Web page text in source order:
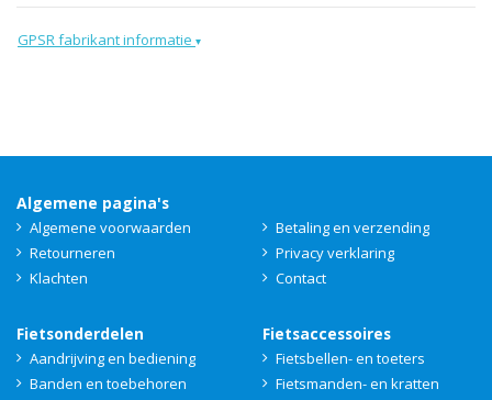
GPSR fabrikant informatie ▾
Algemene pagina's
Algemene voorwaarden
Betaling en verzending
Retourneren
Privacy verklaring
Klachten
Contact
Fietsonderdelen
Aandrijving en bediening
Banden en toebehoren
Fietsaccessoires
Fietsbellen- en toeters
Fietsmanden- en kratten